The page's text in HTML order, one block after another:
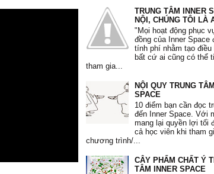
Lớp Học:
Chiến Thắng Giận Dữ
"Giận dữ là một liều thuốc độc,
nhưng lại mong người khác chết.
mình càng thấy không thể tự
thuốc độc vào mình được."
Tuyết Mai, 30 tuổi
TRUNG TÂM INNER
NỘI, CHÚNG TÔI LÀ
"Mọi hoạt động phục
đồng của Inner Space
tính phí nhằm tạo điều
bất cứ ai cũng có thể
tham gia...
NỘI QUY TRUNG
SPACE
10 điểm bạn cần đọc
đến Inner Space. Với
mang lại quyền lợi tối
cả học viên khi tham
chương trình/...
CÂY PHẨM CHẤT Ý
TÂM INNER SPACE